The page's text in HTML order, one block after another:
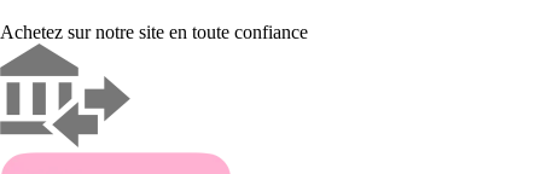
Achetez sur notre site en toute confiance